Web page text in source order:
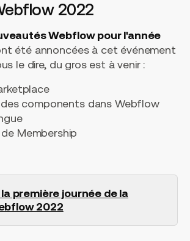
2022
Webflow pour l'année
été annoncées à cet événement
le dire, du gros est à venir :
components dans Webflow
Membership
première journée de la
2022